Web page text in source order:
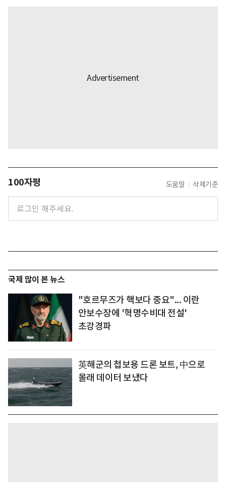
100자평 도움말 삭제기준
국제 많이 본 뉴스
"호르무즈가 핵보다 중요"... 이란
안보수장에 '혁명수비대 전설'
초강경파
英해군의 첩보용 드론 보트, 中으로
몰래 데이터 보냈다